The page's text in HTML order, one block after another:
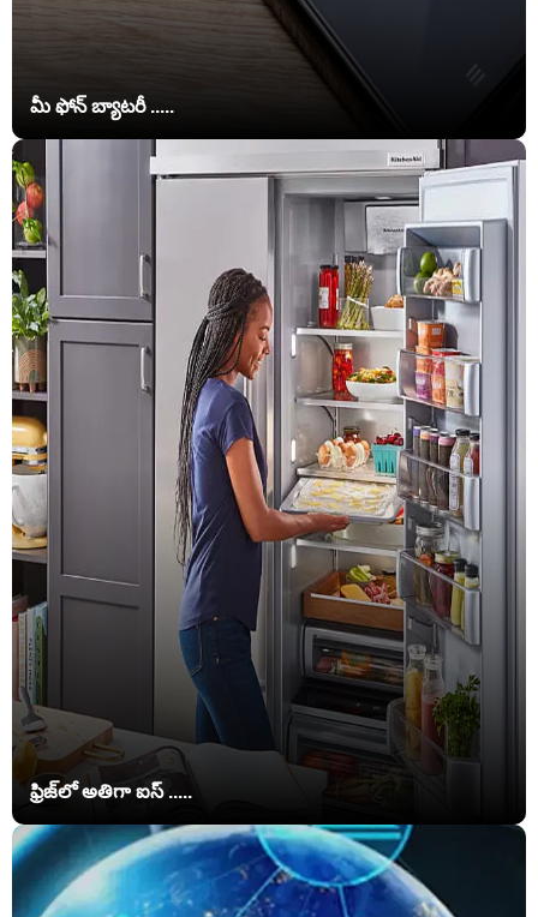
మీ ఫోన్ బ్యాటరీ .....
ఫ్రిజ్‌లో అతిగా ఐస్ .....